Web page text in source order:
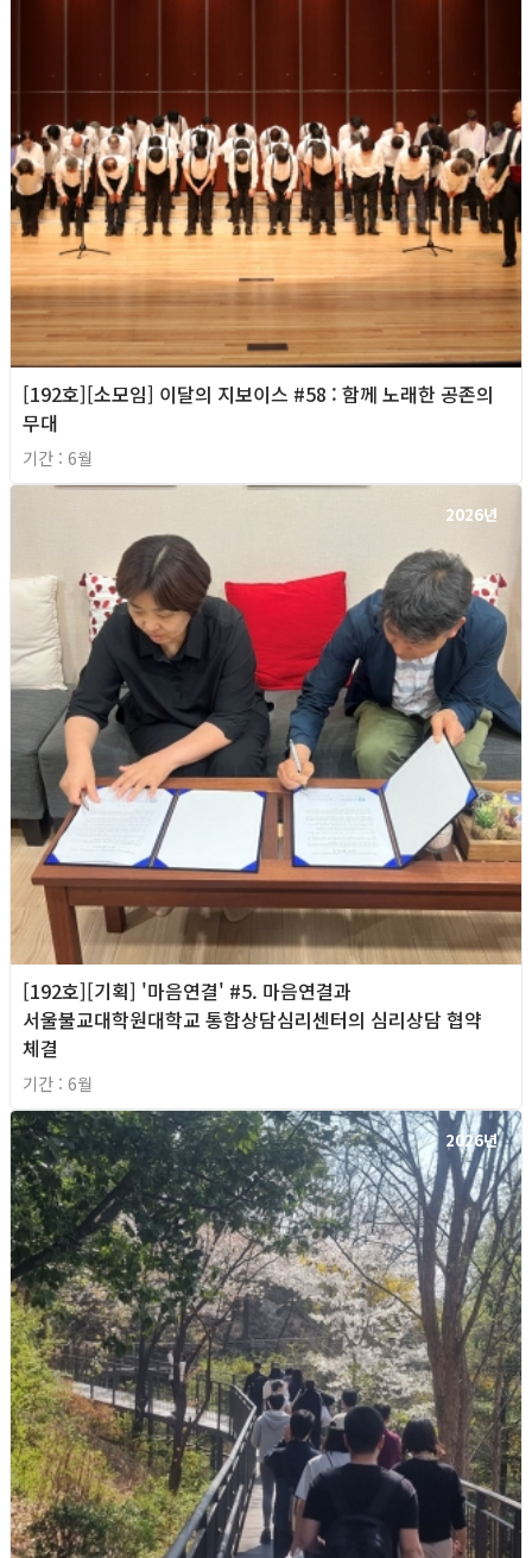
[192호][소모임] 이달의 지보이스 #58 : 함께 노래한 공존의
무대
기간 : 6월
2026년
[192호][기획] '마음연결' #5. 마음연결과
서울불교대학원대학교 통합상담심리센터의 심리상담 협약
체결
기간 : 6월
2026년